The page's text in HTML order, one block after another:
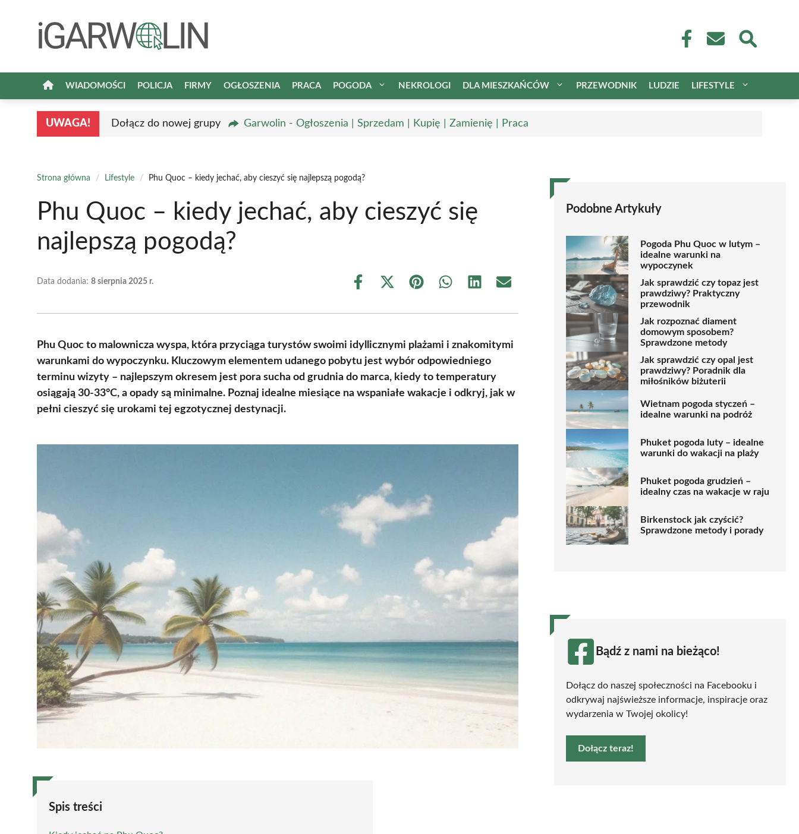
WIADOMOŚCI POLICJA FIRMY OGŁOSZENIA PRACA POGODA NEKROLOGI DLA MIESZKAŃCÓW PRZEWODNIK LUDZIE LIFESTYLE
UWAGA! Dołącz do nowej grupy Garwolin - Ogłoszenia | Sprzedam | Kupię | Zamienię | Praca
Strona główna / Lifestyle / Phu Quoc – kiedy jechać, aby cieszyć się najlepszą pogodą?
Phu Quoc – kiedy jechać, aby cieszyć się
najlepszą pogodą?
Data dodania: 8 sierpnia 2025 r.
Share
Share
(Twitter)
Share Share Share Share
Phu Quoc to malownicza wyspa, która przyciąga turystów swoimi idyllicznymi plażami i znakomitymi
warunkami do wypoczynku. Kluczowym elementem udanego pobytu jest wybór odpowiedniego
terminu wizyty – najlepszym okresem jest pora sucha od grudnia do marca, kiedy to temperatury
osiągają 30-33°C, a opady są minimalne. Poznaj idealne miesiące na wspaniałe wakacje i odkryj, jak w
pełni cieszyć się urokami tej egzotycznej destynacji.
Spis treści
Podobne Artykuły
Pogoda Phu Quoc w lutym –
idealne warunki na
wypoczynek
Jak sprawdzić czy topaz jest
prawdziwy? Praktyczny
przewodnik
Jak rozpoznać diament
domowym sposobem?
Sprawdzone metody
Jak sprawdzić czy opal jest
prawdziwy? Poradnik dla
miłośników biżuterii
Wietnam pogoda styczeń –
idealne warunki na podróż
Phuket pogoda luty – idealne
warunki do wakacji na plaży
Phuket pogoda grudzień –
idealny czas na wakacje w raju
Birkenstock jak czyścić?
Sprawdzone metody i porady
Bądź z nami na bieżąco!
Dołącz do naszej społeczności na Facebooku i
odkrywaj najświeższe informacje, inspiracje oraz
wydarzenia w Twojej okolicy!
Dołącz teraz!